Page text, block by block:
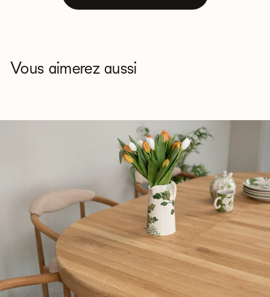
Vous aimerez aussi